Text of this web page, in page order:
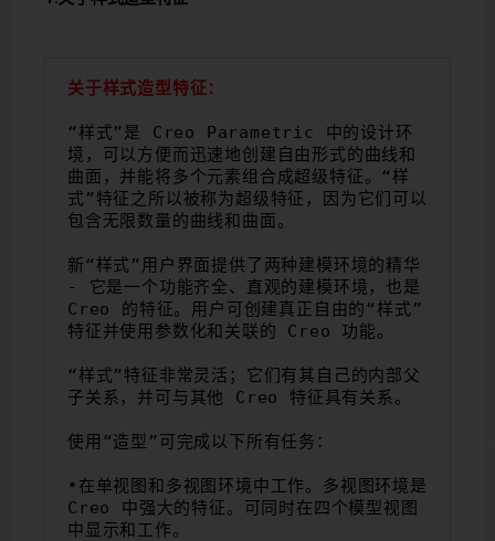
关于样式造型特征：
“样式”是 Creo Parametric 中的设计环
境，可以方便而迅速地创建自由形式的曲线和
曲面，并能将多个元素组合成超级特征。“样
式”特征之所以被称为超级特征，因为它们可以
包含无限数量的曲线和曲面。
新“样式”用户界面提供了两种建模环境的精华
- 它是一个功能齐全、直观的建模环境，也是
Creo 的特征。用户可创建真正自由的“样式”
特征并使用参数化和关联的 Creo 功能。
“样式”特征非常灵活；它们有其自己的内部父
子关系，并可与其他 Creo 特征具有关系。
使用“造型”可完成以下所有任务：
•在单视图和多视图环境中工作。多视图环境是
Creo 中强大的特征。可同时在四个模型视图
中显示和工作。